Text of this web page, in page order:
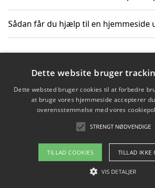
Sådan får du hjælp til en hjemmeside
Copyright 2026 - Pilanto
Om / kontakt
Blog
Dette website bruger
Dette websted bruger cookies til at forbedre
at bruge vores hjemmeside accepterer
overensstemmelse med vores
STRENGT NØDVENDIGE
TILLAD COOKIES TILLAD IKKE
VIS DETALJER